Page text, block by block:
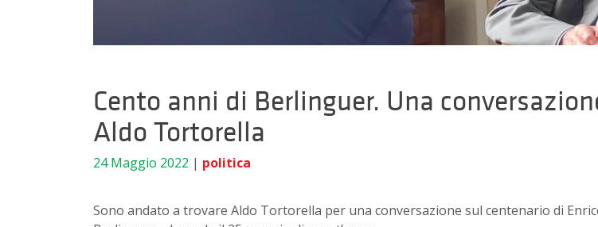
Cento anni di Berlinguer. Una
Aldo Tortorella
24 Maggio 2022 | politica
Sono andato a trovare Aldo Tortorella per una conversazione sul centenario di